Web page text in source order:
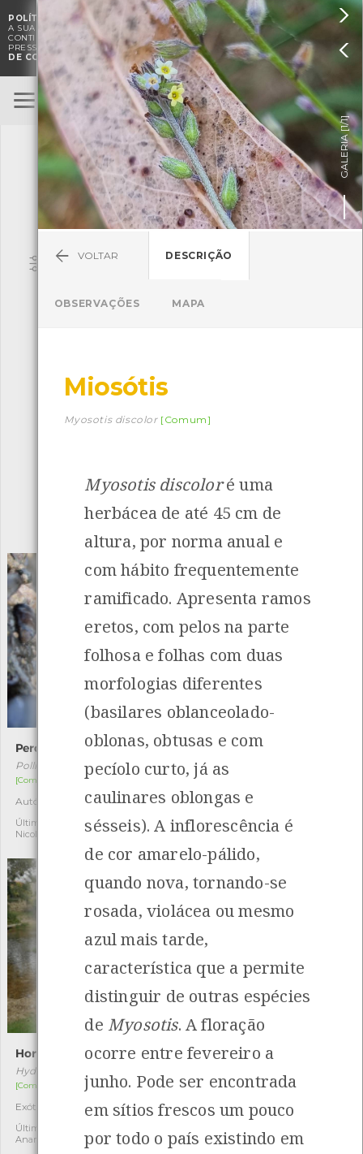
POLÍTICA DE COOKIES . O CMIA UTILIZA COOKIES PARA MELHORAR
A SUA EXPERIÊNCIA DE NAVEGAÇÃO E PARA FINS ESTATÍSTICOS.
A
CONTINUAÇÃO DA UTILIZAÇÃO DESTE WEBSITE E SERVIÇOS
PRESSUPÕE A ACEITAÇÃO DA UTILIZAÇÃO DE COOKIES.POLÍTICA
DE COOKIES

ENTRAR
BioRegisto
TERMOS DE UTILIZAÇÃO
SUBMETER OBSERVAÇÃO
Pesquisa
Descarregar a app BioRegisto
Espécies 4829Observações
Percebe
Pollicipes pollicipes
[Comum]
Autóctone
Última observação por:
Nicole Viana
2
Sapo-parteiro-comum
Alytes obstetricans
[Comum]
Autóctone
Última observação por:
Miguel Rego
Hortênsia
Hydrangea macrophylla
[Comum]
Exótica
Última observação por:
Anamar Dias
5
Pinheiro-bravo
[Comum]
Autóctone
Letícia


GALERIA [
1/1
]
VOLTAR DESCRIÇÃO
OBSERVAÇÕES MAPA
Miosótis
Myosotis discolor [Comum]
Myosotis discoloré uma
herbácea de até 45 cm de
altura, por norma anual e
com hábito frequentemente
ramificado. Apresenta ramos
eretos, com pelos na parte
folhosa e folhas com duas
morfologias diferentes
(basilares oblanceolado-
oblonas, obtusas e com
pecíolo curto, já as
caulinares oblongas e
sésseis). A inflorescência é
de cor amarelo-pálido,
quando nova, tornando-se
rosada, violácea ou mesmo
azul mais tarde,
característica que a permite
distinguir de outras espécies
de Myosotis. A floração
ocorre entre fevereiro a
junho. Pode ser encontrada
em sítios frescos um pouco
por todo o país existindo em